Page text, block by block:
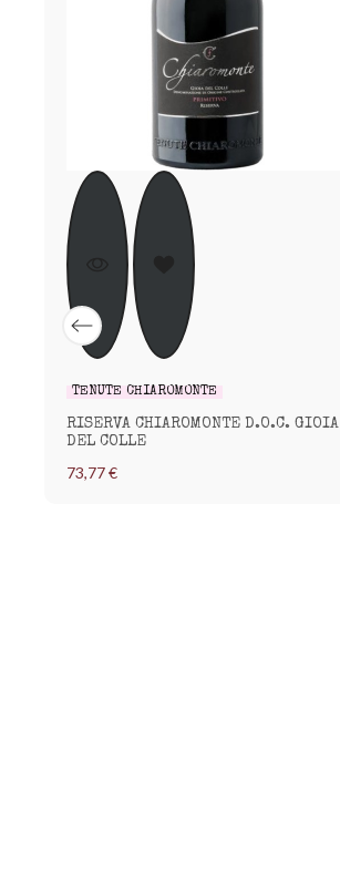
TENUTE CHIAROMONTE
RISERVA CHIAROMONTE D.O.C. GIOIA
DEL COLLE
73,77 €